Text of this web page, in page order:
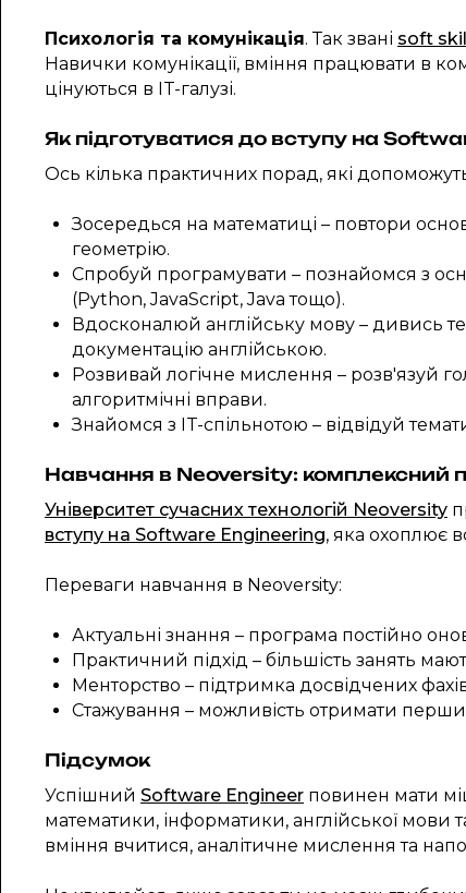
Психологія та комунікація. Так звані soft
Навички комунікації, вміння працювати в
цінуються в IT-галузі.
Як підготуватися до вступу на
Ось кілька практичних порад, які допоможуть
Зосередься на математиці – повтори
геометрію.
Спробуй програмувати – познайомся з
(Python, JavaScript, Java тощо).
Вдосконалюй англійську мову – дивись
документацію англійською.
Розвивай логічне мислення – розв'язуй
алгоритмічні вправи.
Знайомся з IT-спільнотою – відвідуй
Навчання в Neoversity: комплексний
Університет сучасних технологій Neoversity
вступу на Software Engineering, яка охоплює
Переваги навчання в Neoversity:
Актуальні знання – програма постійно
Практичний підхід – більшість занять
Менторство – підтримка досвідчених
Стажування – можливість отримати
Підсумок
Успішний Software Engineer повинен мати
математики, інформатики, англійської
вміння вчитися, аналітичне мислення та